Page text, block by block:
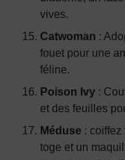
vives.
Catwoman :
fouet pour une
féline.
Poison Ivy :
et des feuilles
Méduse :
toge et un